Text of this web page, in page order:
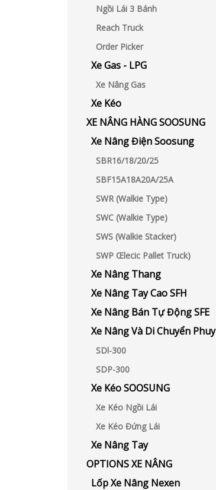
Ngồi Lái 3 Bánh
Reach Truck
Order Picker
Xe Gas - LPG
Xe Nâng Gas
Xe Kéo
XE NÂNG HÀNG SOOSUNG
Xe Nâng Điện Soosung
SBR16/18/20/25
SBF15A18A20A/25A
SWR (Walkie Type)
SWC (Walkie Type)
SWS (Walkie Stacker)
SWP Œlecic Pallet Truck)
Xe Nâng Thang
Xe Nâng Tay Cao SFH
Xe Nâng Bán Tự Động SFE
Xe Nâng Và Di Chuyển Phuy
SDl-300
SDP-300
Xe Kéo SOOSUNG
Xe Kéo Ngồi Lái
Xe Kéo Đứng Lái
Xe Nâng Tay
OPTIONS XE NÂNG
Lốp Xe Nâng Nexen